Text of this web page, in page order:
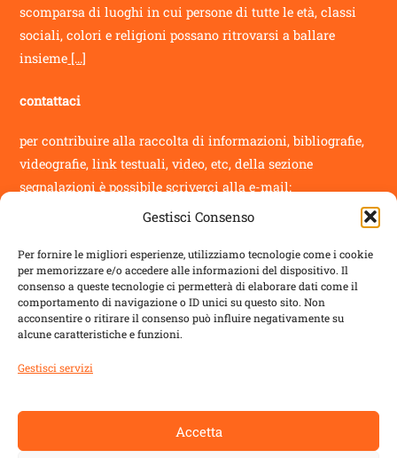
Gestisci Consenso
Per fornire le migliori esperienze, utilizziamo tecnologie come i cookie
per memorizzare e/o accedere alle informazioni del dispositivo. Il
consenso a queste tecnologie ci permetterà di elaborare dati come il
comportamento di navigazione o ID unici su questo sito. Non
acconsentire o ritirare il consenso può influire negativamente su
alcune caratteristiche e funzioni.
Gestisci servizi
Accetta
scomparsa di luoghi in cui persone di tutte le età, classi
sociali, colori e religioni possano ritrovarsi a ballare
insieme [...]
contattaci
per contribuire alla raccolta di informazioni, bibliografie,
videografie, link testuali, video, etc, della sezione
segnalazioniè possibile scriverci alla e-mail:
info@novantatrepercento.it
sostenitori
il blog è un progetto sostenuto da
Regione Toscana
Comune di Lucca